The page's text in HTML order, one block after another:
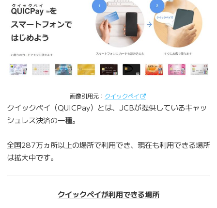
画像引用元： クイックペイ
クイックペイ（QUICPay）とは、JCBが提供しているキャッ
シュレス決済の一種。
全国287万ヵ所以上の場所で利用でき、現在も利用できる場所
は拡大中です。
クイックペイが利用できる場所